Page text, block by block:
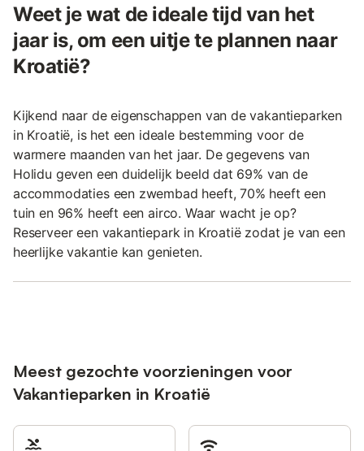
Weet je wat de ideale tijd van het
jaar is, om een uitje te plannen naar
Kroatië?
Kijkend naar de eigenschappen van de vakantieparken
in Kroatië, is het een ideale bestemming voor de
warmere maanden van het jaar. De gegevens van
Holidu geven een duidelijk beeld dat 69% van de
accommodaties een zwembad heeft, 70% heeft een
tuin en 96% heeft een airco. Waar wacht je op?
Reserveer een vakantiepark in Kroatië zodat je van een
heerlijke vakantie kan genieten.
Meest gezochte voorzieningen voor
Vakantieparken in Kroatië